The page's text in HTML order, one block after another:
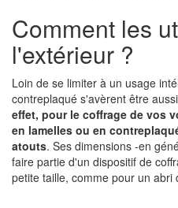
Comment les
l'extérieur ?
Loin de se limiter à un usage
contreplaqué s'avèrent être
effet, pour le coffrage de vos
en lamelles ou en
atouts. Ses dimensions -en
faire partie d'un dispositif de
petite taille, comme pour un abri